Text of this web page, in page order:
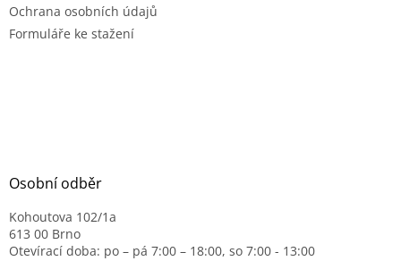
Ochrana osobních údajů
Formuláře ke stažení
Osobní odběr
Kohoutova 102/1a
613 00 Brno
Otevírací doba: po – pá 7:00 – 18:00, so 7:00 - 13:00